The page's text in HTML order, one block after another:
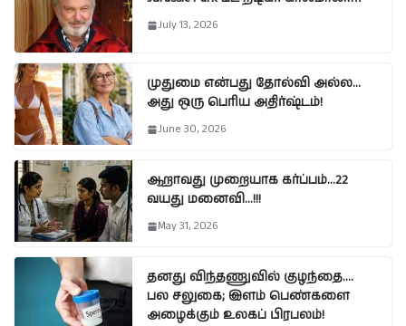
July 13, 2026
முதுமை என்பது தோல்வி அல்ல…
அது ஒரு பெரிய அதிர்ஷ்டம்!
June 30, 2026
ஆறாவது முறையாக கர்ப்பம்…22
வயது மனைவி…!!!
May 31, 2026
தனது விந்தணுவில் குழந்தை….
பல சலுகை; இளம் பெண்களை
அழைக்கும் உலகப் பிரபலம்!